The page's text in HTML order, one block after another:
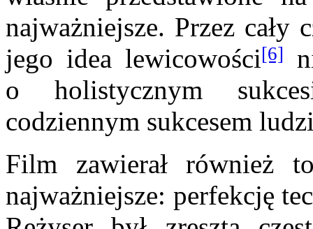
najważniejsze. Przez cały
jego idea lewicowości[6]
o holistycznym
codziennym sukcesem
Film zawierał również
najważniejsze: perfekcję